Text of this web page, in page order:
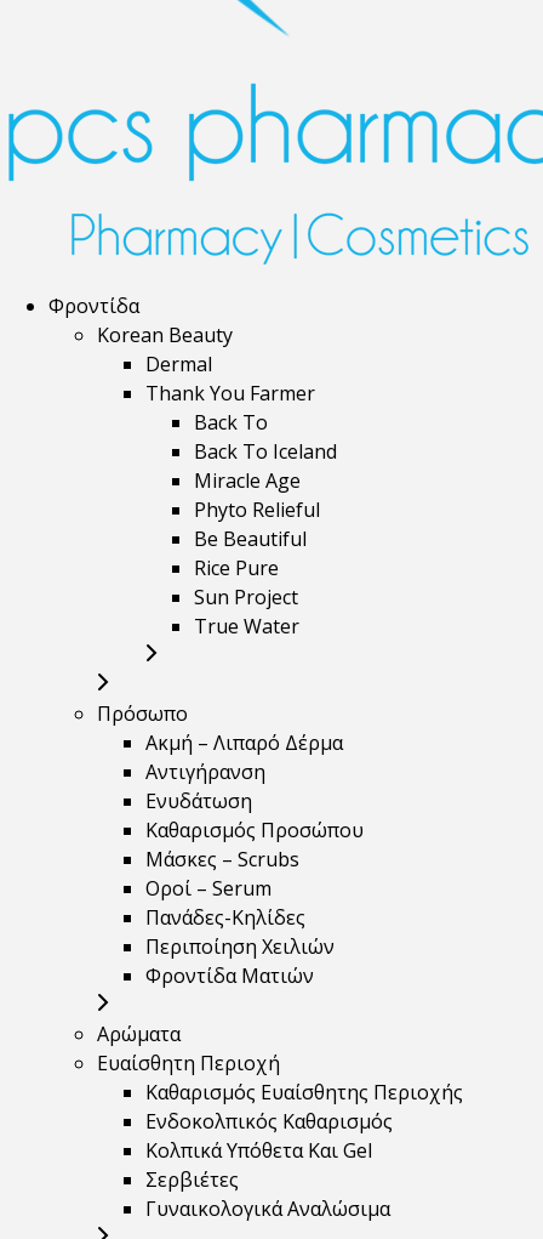
Φροντίδα
Korean Beauty
Dermal
Thank You Farmer
Back To
Back To Iceland
Miracle Age
Phyto Relieful
Be Beautiful
Rice Pure
Sun Project
True Water
Πρόσωπο
Ακμή – Λιπαρό Δέρμα
Αντιγήρανση
Ενυδάτωση
Καθαρισμός Προσώπου
Μάσκες – Scrubs
Οροί – Serum
Πανάδες-Κηλίδες
Περιποίηση Χειλιών
Φροντίδα Ματιών
Αρώματα
Ευαίσθητη Περιοχή
Καθαρισμός Ευαίσθητης Περιοχής
Ενδοκολπικός Καθαρισμός
Κολπικά Υπόθετα Και Gel
Σερβιέτες
Γυναικολογικά Αναλώσιμα